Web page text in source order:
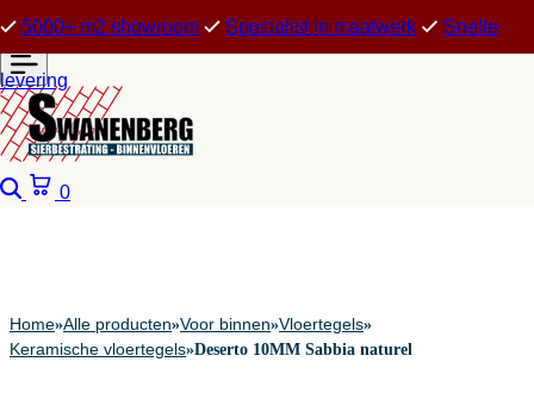
5000+ m2 showroom Specialist in maatwerk Snelle
levering
Zoeken
0
Home»Alle producten»Voor binnen»Vloertegels»
Keramische vloertegels»Deserto 10MM Sabbia naturel